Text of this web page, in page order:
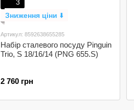
3
Зниження ціни ⬇️
Артикул: 8592638655285
Набір сталевого посуду Pinguin
Trio, S 18/16/14 (PNG 655.S)
2 760 грн